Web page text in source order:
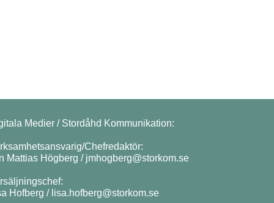
Medier / Stordåhd Kommunikation:
Chefredaktör:
Mattias Högberg / jmhogberg@storkom.se
Hofberg / lisa.hofberg@storkom.se